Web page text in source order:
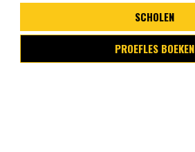
SCHOLEN
PROEFLES BOEKEN